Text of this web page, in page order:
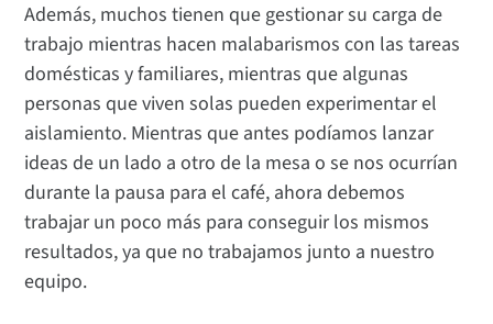
Además, muchos tienen que gestionar su carga de
trabajo mientras hacen malabarismos con las tareas
domésticas y familiares, mientras que algunas
personas que viven solas pueden experimentar el
aislamiento. Mientras que antes podíamos lanzar
ideas de un lado a otro de la mesa o se nos ocurrían
durante la pausa para el café, ahora debemos
trabajar un poco más para conseguir los mismos
resultados, ya que no trabajamos junto a nuestro
equipo.